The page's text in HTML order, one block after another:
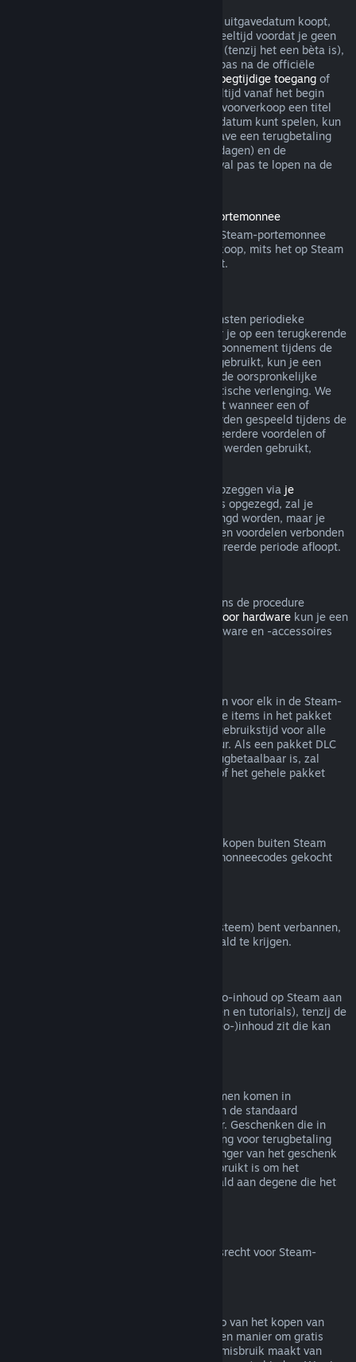
Als je een titel op Steam vóór de officiële uitgavedatum koopt,
geldt de limiet van maximaal twee uur speeltijd voordat je geen
recht meer hebt op een terugbetaling wel (tenzij het een bèta is),
maar de bedenktijd van 14 dagen begint pas na de officiële
Vroegtijdige toegangof
koopt, telt alle speeltijd vanaf het begin
mee voor de limiet van 2 uur. Als je in de voorverkoop een titel
koopt die je niet voor de officiële uitgavedatum kunt spelen, kun
je op ieder gewenst moment voor de uitgave een terugbetaling
aanvragen. De standaard bedenktijd (14 dagen) en de
speeltijdlimiet (2 uur) beginnen in dat geval pas te lopen na de
Terugbetalingen van saldo in de Steam-portemonnee
Je kunt een terugbetaling van saldo in je Steam-portemonnee
aanvragen binnen veertien dagen na aankoop, mits het op Steam
is gekocht en je er niets van hebt gebruikt.
Steam biedt voor sommige inhoud en diensten periodieke
toegang (bijv. maandelijks, jaarlijks) waar je op een terugkerende
basis voor betaalt. Als een terugkerend abonnement tijdens de
huidige gefactureerde periode niet werd gebruikt, kun je een
terugbetaling aanvragen binnen 48 u. na de oorspronkelijke
aankoop, of binnen 48 u. na elke automatische verlenging. We
beschouwen een abonnement als gebruikt wanneer een of
meerdere spellen uit het abonnement werden gespeeld tijdens de
gefactureerde periode, of als er een of meerdere voordelen of
kortingen inbegrepen bij het abonnement werden gebruikt,
Je kunt een lopend abonnement steeds opzeggen via je
. Zodra je abonnement is opgezegd, zal je
abonnement niet meer automatisch verlengd worden, maar je
blijft wel toegang hebben tot alle inhoud en voordelen verbonden
aan je abonnement tot de huidige gefactureerde periode afloopt.
Binnen de relevante tijdsperiode en volgens de procedure
Terugbetalingsbeleid voor hardwarekun je een
terugbetaling aanvragen voor Steam-hardware en -accessoires
Je kunt een volledige terugbetaling krijgen voor elk in de Steam-
winkel gekocht pakket zolang geen van de items in het pakket
zijn overgedragen en de gecombineerde gebruikstijd voor alle
items in het pakket minder is dan twee uur. Als een pakket DLC
of een item in een spel bevat dat niet terugbetaalbaar is, zal
Steam je tijdens het afrekenen vertellen of het gehele pakket
Valve doet geen terugbetalingen voor aankopen buiten Steam
(bijvoorbeeld cd-sleutels of Steam-portemonneecodes gekocht
Als je door VAC (het Valve Anti-Cheat-systeem) bent verbannen,
verlies je het recht om dat spel terugbetaald te krijgen.
We bieden geen terugbetalingen van video-inhoud op Steam aan
(bijv. films, korte films, series, afleveringen en tutorials), tenzij de
video in een bundel met andere (niet-video-)inhoud zit die kan
Geschenken die niet in gebruik zijn genomen komen in
aanmerking voor een terugbetaling binnen de standaard
terugbetalingsperiode van 14 dagen/2 uur. Geschenken die in
gebruik zijn genomen komen in aanmerking voor terugbetaling
onder dezelfde voorwaarden als de ontvanger van het geschenk
de terugbetaling aanvraagt. Saldo dat gebruikt is om het
geschenk te kopen zal worden terugbetaald aan degene die het
Voor meer uitleg over hoe het herroepingsrecht voor Steam-
Terugbetalingen zijn bedoeld om het risico van het kopen van
titels op Steam weg te nemen - niet als een manier om gratis
spellen te krijgen. Als het ons lijkt dat je misbruik maakt van